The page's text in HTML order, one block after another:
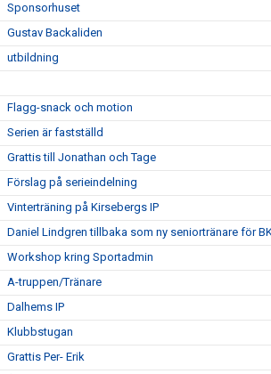
Sponsorhuset
Gustav Backaliden
utbildning
Flagg-snack och motion
Serien är fastställd
Grattis till Jonathan och Tage
Förslag på serieindelning
Vinterträning på Kirsebergs IP
Daniel Lindgren tillbaka som ny seniortränare för
Workshop kring Sportadmin
A-truppen/Tränare
Dalhems IP
Klubbstugan
Grattis Per- Erik